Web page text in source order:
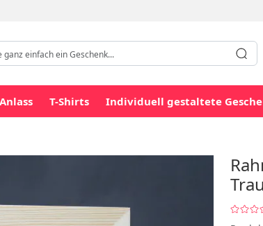
T-Shirts Individuell gestaltete